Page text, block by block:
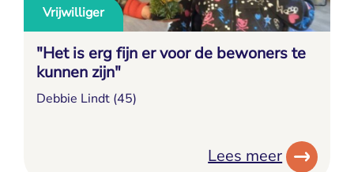
Vrijwilliger
"Het is erg fijn er voor de bewoners te
kunnen zijn"
Debbie Lindt (45)
Lees meer